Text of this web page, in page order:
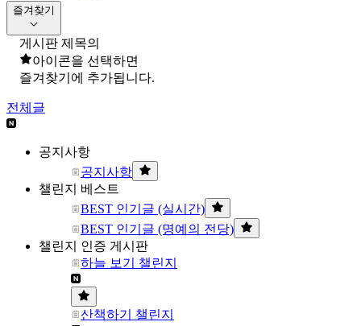
즐겨찾기
게시판 제목의
아이콘을 선택하면
즐겨찾기에 추가됩니다.
전체글
공지사항
공지사항
챌린지 베스트
BEST 인기글 (실시간)
BEST 인기글 (명예의 전당)
챌린지 인증 게시판
하늘 보기 챌린지
산책하기 챌린지